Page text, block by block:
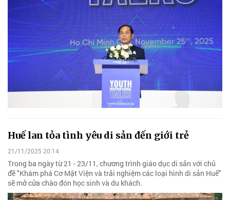
Huế lan tỏa tình yêu di sản đến giới trẻ
21/11/2025 20:14
Trong ba ngày từ 21 - 23/11, chương trình giáo dục di sản với chủ
đề "Khám phá Cơ Mật Viện và trải nghiệm các loại hình di sản Huế"
sẽ mở cửa chào đón học sinh và du khách.